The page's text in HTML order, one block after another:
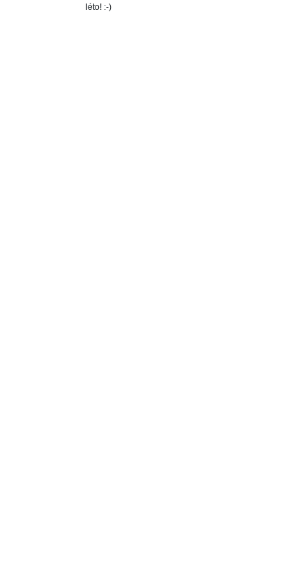
léto! :-)